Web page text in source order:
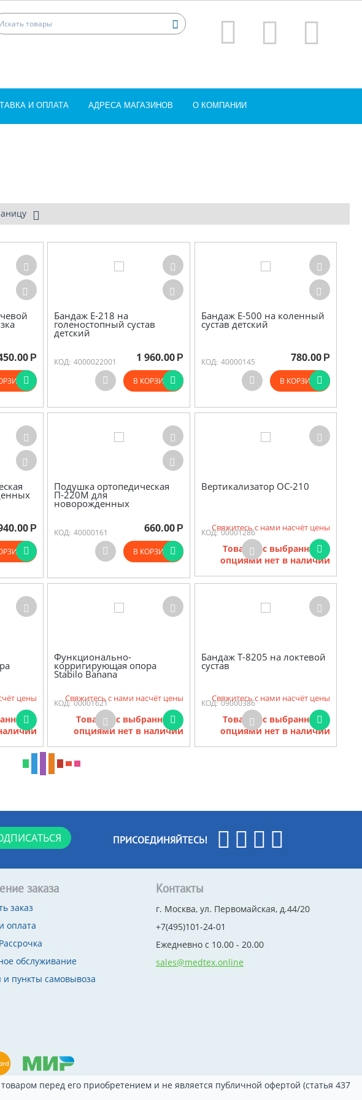
И ОПЛАТА АДРЕСА МАГАЗИНОВ О КОМПАНИИ
Р
Бандаж Е-218 на
голеностопный сустав
детский
КОД: 4000022001 1 960.00 Р
В КОРЗИНУ
Бандаж Е-500 на коленный
сустав детский
КОД: 40000145 780.00 Р
В КОРЗИНУ
Р
Подушка ортопедическая
П-220М для
новорожденных
КОД: 40000161 660.00 Р
В КОРЗИНУ
Вертикализатор ОС-210
КОД: 00001286
Свяжитесь с нами насчёт цены
Товаров с выбранными
опциями нет в наличии
цены
Функционально-
корригирующая опора
Stabilo Banana
КОД: 00001621
Свяжитесь с нами насчёт цены
Товаров с выбранными
опциями нет в наличии
Бандаж Т-8205 на локтевой
сустав
КОД: 09000386
Свяжитесь с нами насчёт цены
Товаров с выбранными
опциями нет в наличии
ПРИСОЕДИНЯЙТЕСЬ!
заказа
заказ
оплата
обслуживание
пункты самовывоза
Контакты
г. Москва, ул. Первомайская, д.44/20
+7(495)101-24-01
Ежедневно с 10.00 - 20.00
sales@medtex.online
перед его приобретением и не является публичной офертой (статья 437